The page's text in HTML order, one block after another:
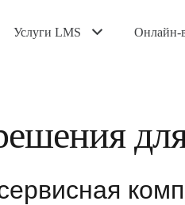
Услуги LMS Онлайн-